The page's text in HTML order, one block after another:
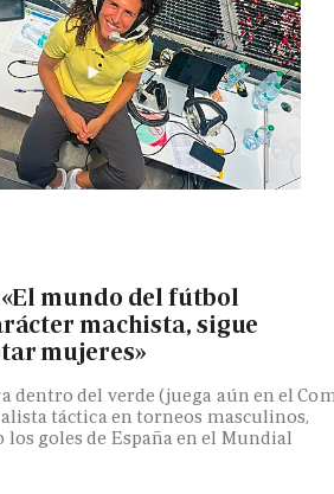
mundo del fútbol
machista, sigue
mujeres»
dentro del verde (juega aún en el
táctica en torneos masculinos,
goles de España en el Mundial